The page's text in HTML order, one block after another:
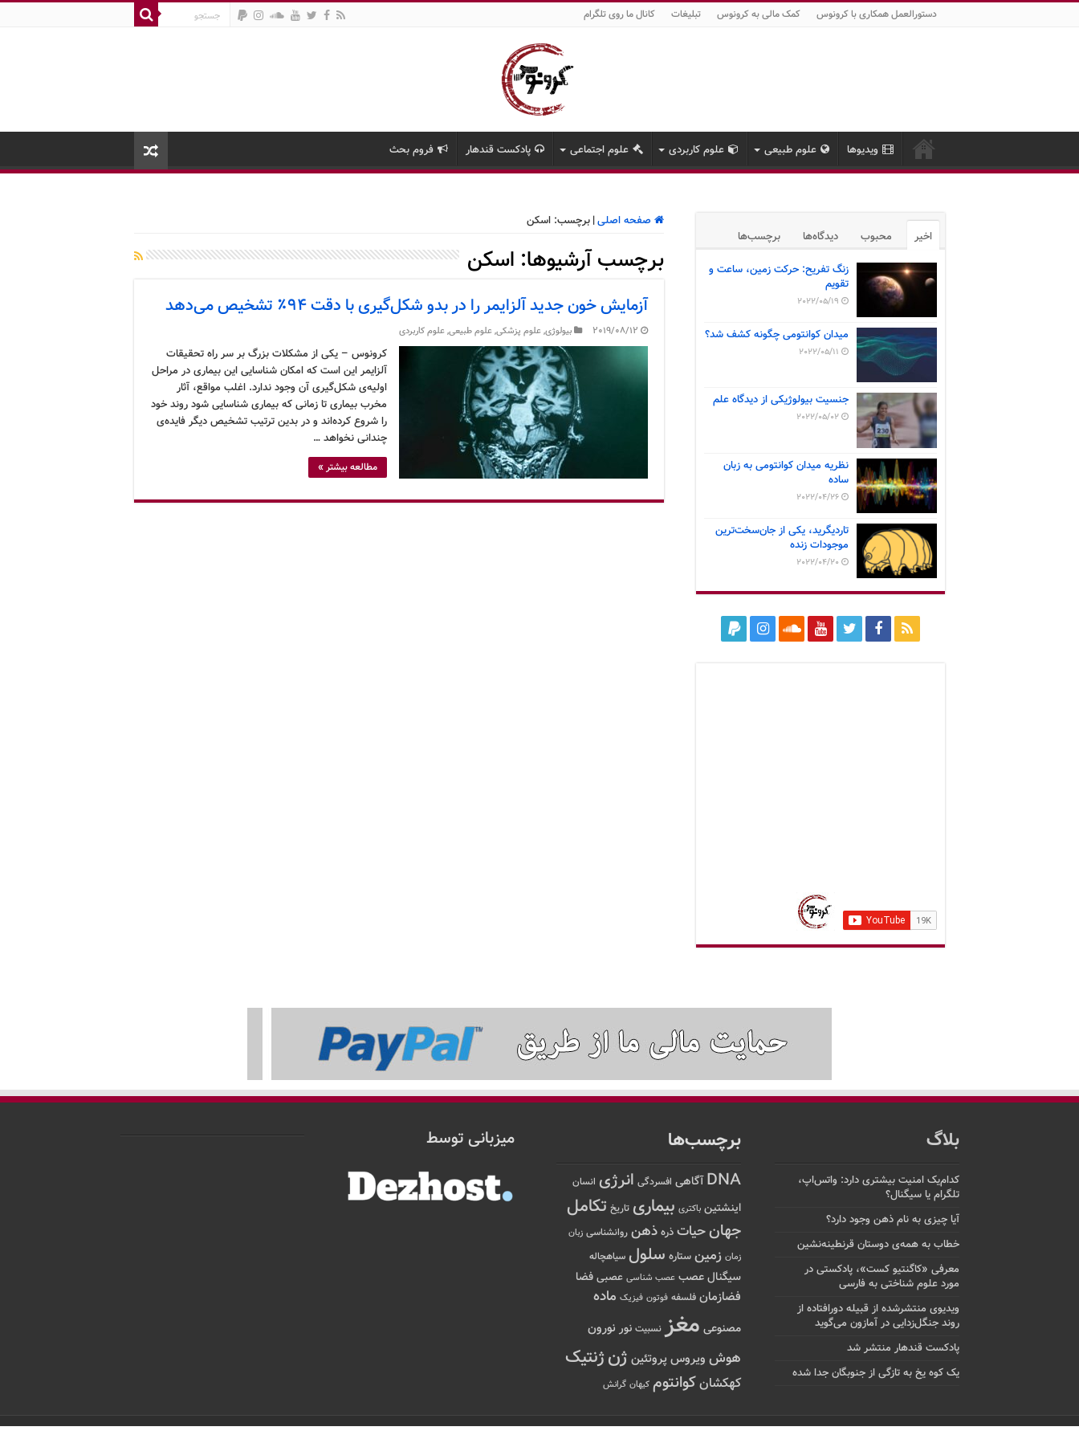
دستورالعمل همکاری با کرونوس کمک مالی به کرونوس تبلیغات کانال ما روی تلگرام
ویدیوها علوم طبیعی علوم کاربردی علوم اجتماعی پادکست قندهار فروم بحث
صفحه اصلی| برچسب: اسکن
برچسب آرشیوها: اسکن
آزمایش خون جدید آلزایمر را در بدو شکل‌گیری با دقت ۹۴٪ تشخیص می‌دهد
2019/08/12 بیولوژی,علوم پزشکی,علوم طبیعی,علوم کاربردی
کرونوس – یکی از مشکلات بزرگ بر سر راه تحقیقات
آلزایمر این است که امکان شناسایی این بیماری در مراحل
اولیه‌ی شکل‌گیری آن وجود ندارد. اغلب مواقع، آثار
مخرب بیماری تا زمانی که بیماری شناسایی شود روند خود
را شروع کرده‌اند و در بدین ترتیب تشخیص دیگر فایده‌ی
چندانی نخواهد …
مطالعه بیشتر »
اخیر محبوب دیدگاه‌ها برچسب‌ها
زنگ تفریح: حرکت زمین، ساعت و
تقویم
2022/05/19
میدان کوانتومی چگونه کشف شد؟
2022/05/11
جنسیت بیولوژیکی از دیدگاه علم
2022/05/02
نظریه میدان کوانتومی به زبان
ساده
2022/04/26
تاردیگرید، یکی از جان‌سخت‌ترین
موجودات زنده
2022/04/20
بلاگ
کدام‌یک امنیت بیشتری دارد: واتس‌اپ،
تلگرام یا سیگنال؟
آیا چیزی به نام ذهن وجود دارد؟
خطاب به همه‌ی دوستان قرنطینه‌نشین
معرفی «کاگنتیو کست»، پادکستی در
مورد علوم شناختی به فارسی
ویدیوی منتشرشده از قبیله دورافتاده‌ از
روند جنگل‌زدایی در آمازون می‌گوید
پادکست قندهار منتشر شد
یک کوه یخ به تازگی از جنوبگان جدا شده
برچسب‌ها
DNA آگاهی افسردگی انرژی انسان
اینشتین باکتری بیماری تاریخ تکامل
جهانحیات ذره ذهن روانشناسی زبان
زمان زمین ستاره سلول سیاهچاله
سیگنالعصب عصب شناسی عصبی فضا
فضازمان فلسفه فوتون فیزیک ماده
مصنوعی مغز نسبیت نور نورون
هوش ویروس پروتئین ژنژنتیک
کهکشانکوانتوم کیهان گرانش
میزبانی توسط